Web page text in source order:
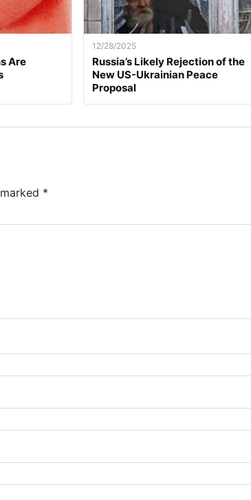
Are
12/28/2025
Russia’s Likely Rejection of the
New US-Ukrainian Peace
Proposal
*